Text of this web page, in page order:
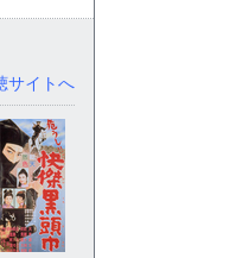
サイトへ